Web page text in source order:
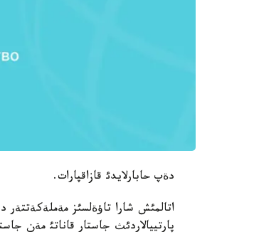
دةپ حابارلايدئ قازاقپارات.
اتالمئش شارا تاؤةلسئز
پارتييالاردئث جاستار قاناتئ مةن